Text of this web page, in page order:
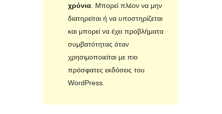
χρόνια. Μπορεί πλέον να μην
διατηρείται ή να υποστηρίζεται
και μπορεί να έχει προβλήματα
συμβατότητας όταν
χρησιμοποιείται με πιο
πρόσφατες εκδόσεις του
WordPress.